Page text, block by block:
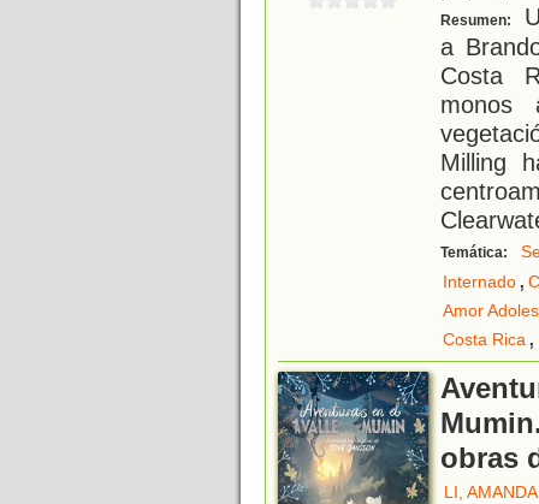
Resumen:
a
Costa
monos
Milling
Temática:
Internado,
Amor
Costa Rica,
obras
LI, AMANDA